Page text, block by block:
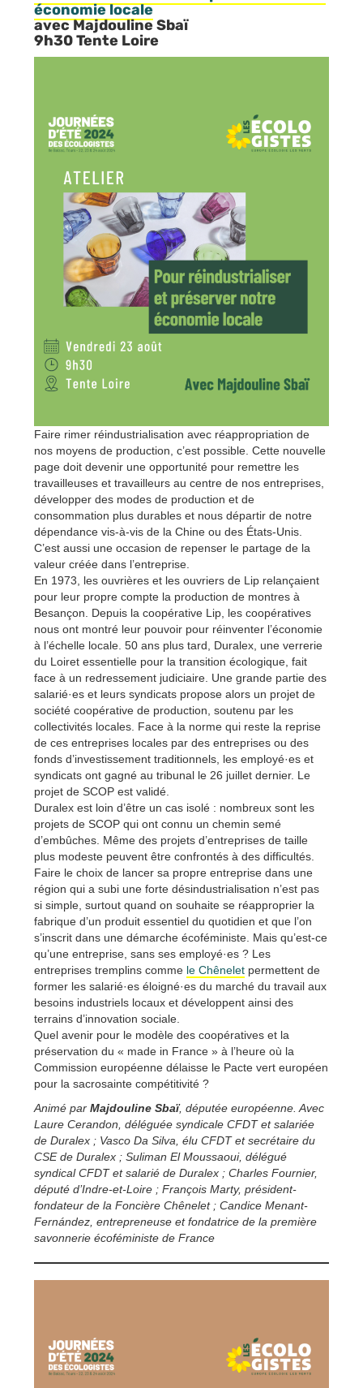
économie locale
avec Majdouline Sbaï
9h30 Tente Loire
Faire rimer réindustrialisation avec réappropriation de
nos moyens de production, c’est possible. Cette nouvelle
page doit devenir une opportunité pour remettre les
travailleuses et travailleurs au centre de nos entreprises,
développer des modes de production et de
consommation plus durables et nous départir de notre
dépendance vis-à-vis de la Chine ou des États-Unis.
C’est aussi une occasion de repenser le partage de la
valeur créée dans l’entreprise.
En 1973, les ouvrières et les ouvriers de Lip relançaient
pour leur propre compte la production de montres à
Besançon. Depuis la coopérative Lip, les coopératives
nous ont montré leur pouvoir pour réinventer l’économie
à l’échelle locale. 50 ans plus tard, Duralex, une verrerie
du Loiret essentielle pour la transition écologique, fait
face à un redressement judiciaire. Une grande partie des
salarié·es et leurs syndicats propose alors un projet de
société coopérative de production, soutenu par les
collectivités locales. Face à la norme qui reste la reprise
de ces entreprises locales par des entreprises ou des
fonds d’investissement traditionnels, les employé·es et
syndicats ont gagné au tribunal le 26 juillet dernier. Le
projet de SCOP est validé.
Duralex est loin d’être un cas isolé : nombreux sont les
projets de SCOP qui ont connu un chemin semé
d’embûches. Même des projets d’entreprises de taille
plus modeste peuvent être confrontés à des difficultés.
Faire le choix de lancer sa propre entreprise dans une
région qui a subi une forte désindustrialisation n’est pas
si simple, surtout quand on souhaite se réapproprier la
fabrique d’un produit essentiel du quotidien et que l’on
s’inscrit dans une démarche écoféministe. Mais qu’est-ce
qu’une entreprise, sans ses employé·es ? Les
entreprises tremplins comme le Chênelet permettent de
former les salarié·es éloigné·es du marché du travail aux
besoins industriels locaux et développent ainsi des
terrains d’innovation sociale.
Quel avenir pour le modèle des coopératives et la
préservation du « made in France » à l’heure où la
Commission européenne délaisse le Pacte vert européen
pour la sacrosainte compétitivité ?
Animé par Majdouline Sbaï, députée européenne. Avec
Laure Cerandon, déléguée syndicale CFDT et salariée
de Duralex ; Vasco Da Silva, élu CFDT et secrétaire du
CSE de Duralex ; Suliman El Moussaoui, délégué
syndical CFDT et salarié de Duralex ; Charles Fournier,
député d’Indre-et-Loire ; François Marty, président-
fondateur de la Foncière Chênelet ; Candice Menant-
Fernández, entrepreneuse et fondatrice de la première
savonnerie écoféministe de France